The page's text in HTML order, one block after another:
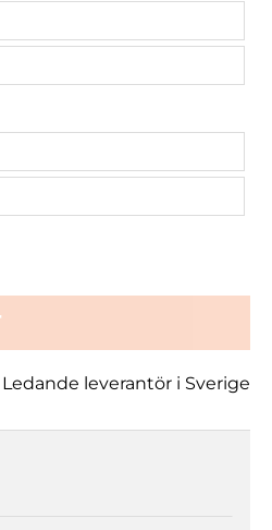
Ledande leverantör i Sverige